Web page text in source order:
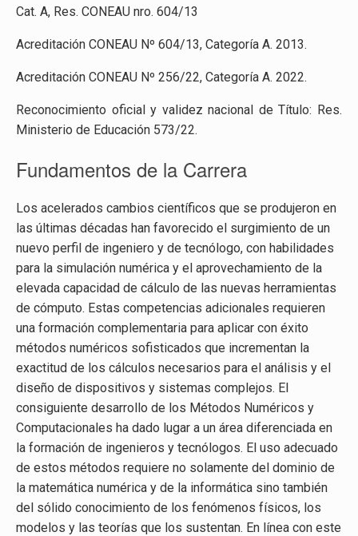
Cat. A, Res. CONEAU nro. 604/13
Acreditación CONEAU Nº 604/13, Categoría A. 2013.
Acreditación CONEAU Nº 256/22, Categoría A. 2022.
Reconocimiento oficial y validez nacional de Título: Res.
Ministerio de Educación 573/22.
Fundamentos de la Carrera
Los acelerados cambios científicos que se produjeron en
las últimas décadas han favorecido el surgimiento de un
nuevo perfil de ingeniero y de tecnólogo, con habilidades
para la simulación numérica y el aprovechamiento de la
elevada capacidad de cálculo de las nuevas herramientas
de cómputo. Estas competencias adicionales requieren
una formación complementaria para aplicar con éxito
métodos numéricos sofisticados que incrementan la
exactitud de los cálculos necesarios para el análisis y el
diseño de dispositivos y sistemas complejos. El
consiguiente desarrollo de los Métodos Numéricos y
Computacionales ha dado lugar a un área diferenciada en
la formación de ingenieros y tecnólogos. El uso adecuado
de estos métodos requiere no solamente del dominio de
la matemática numérica y de la informática sino también
del sólido conocimiento de los fenómenos físicos, los
modelos y las teorías que los sustentan. En línea con este